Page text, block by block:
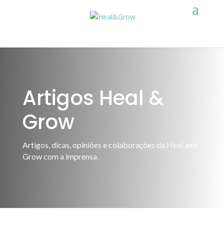
Artigos Heal &
Grow
Artigos, dicas, opiniões e colaborações da Heal and
Grow com a imprensa.